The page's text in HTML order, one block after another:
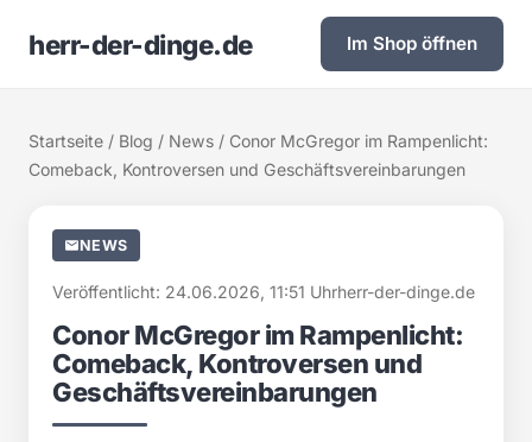
herr-der-dinge.de Im Shop öffnen
Startseite / Blog / News / Conor McGregor im Rampenlicht:
Comeback, Kontroversen und Geschäftsvereinbarungen
NEWS
Veröffentlicht: 24.06.2026, 11:51 Uhrherr-der-dinge.de
Conor McGregor im Rampenlicht:
Comeback, Kontroversen und
Geschäftsvereinbarungen